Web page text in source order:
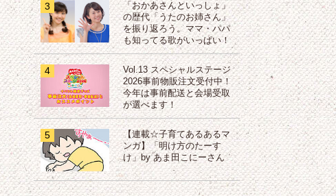
3
「おかあさんといっしょ」
の歴代「うたのお姉さん」
を振り返ろう。ママ・パパ
も知ってる歌がいっぱい！
4
Vol.13 スペシャルステージ
2026事前物販注文受付中！
今年は事前配送と会場受取
が選べます！
5
【連載☆子育てあるあるマ
ンガ】「明け方のたーす
け」by あま田こにーさん